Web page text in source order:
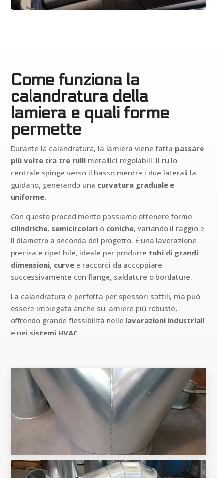
Come funziona la
calandratura della
lamiera e quali forme
permette
Durante la calandratura, la lamiera viene fatta passare
più volte tra tre rulli metallici regolabili: il rullo
centrale spinge verso il basso mentre i due laterali la
guidano, generando una curvatura graduale e
uniforme.
Con questo procedimento possiamo ottenere forme
cilindriche, semicircolari o coniche, variando il raggio e
il diametro a seconda del progetto. È una lavorazione
precisa e ripetibile, ideale per produrre tubi di grandi
dimensioni, curve e raccordi da accoppiare
successivamente con flange, saldature o bordature.
La calandratura è perfetta per spessori sottili, ma può
essere impiegata anche su lamiere più robuste,
offrendo grande flessibilità nelle lavorazioni industriali
e nei sistemi HVAC.